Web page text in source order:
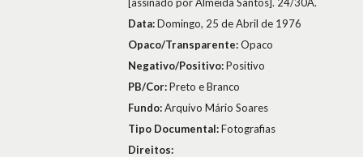
Data:Domingo, 25 de Abril de 1976
Opaco/Transparente:Opaco
Negativo/Positivo:Positivo
PB/Cor:Preto e Branco
Fundo:Arquivo Mário Soares
Tipo Documental:Fotografias
Direitos: